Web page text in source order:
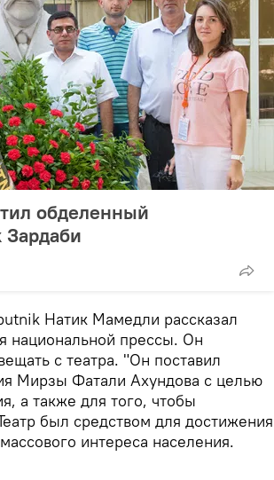
обделенный
Натик Мамедли рассказал
национальной прессы. Он
с театра. "Он поставил
Мирзы Фатали Ахундова с целью
а также для того, чтобы
был средством для достижения
интереса населения.